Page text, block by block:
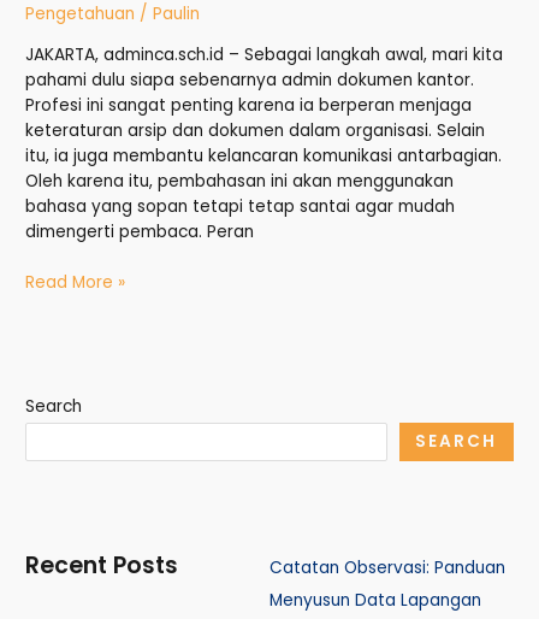
Pengetahuan /Paulin
JAKARTA, adminca.sch.id – Sebagai langkah awal, mari kita
pahami dulu siapa sebenarnya admin dokumen kantor.
Profesi ini sangat penting karena ia berperan menjaga
keteraturan arsip dan dokumen dalam organisasi. Selain
itu, ia juga membantu kelancaran komunikasi antarbagian.
Oleh karena itu, pembahasan ini akan menggunakan
bahasa yang sopan tetapi tetap santai agar mudah
dimengerti pembaca. Peran
Read More »
Search
SEARCH
Recent Posts
Catatan Observasi: Panduan
Menyusun Data Lapangan